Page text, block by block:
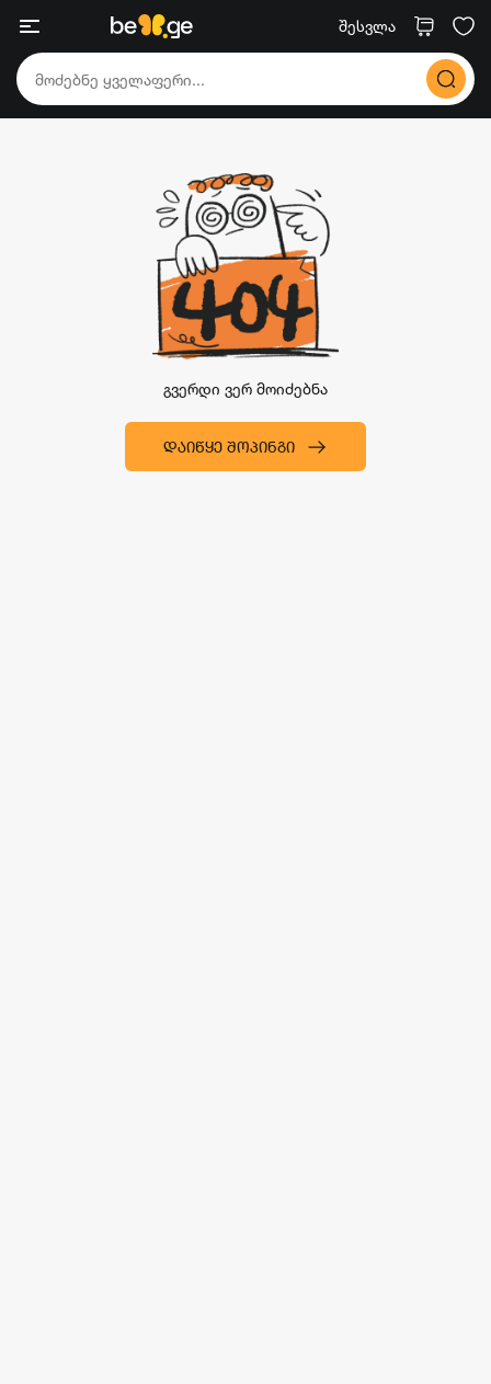
შესვლა
გვერდი ვერ მოიძებნა
ᲓᲐᲘᲬᲧᲔ ᲨᲝᲞᲘᲜᲒᲘ